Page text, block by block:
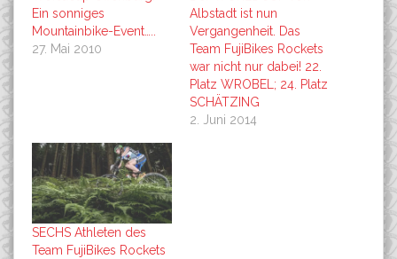
Ein sonniges
Mountainbike-Event…..
27. Mai 2010
Albstadt ist nun
Vergangenheit. Das
Team FujiBikes Rockets
war nicht nur dabei! 22.
Platz WROBEL; 24. Platz
SCHÄTZING
2. Juni 2014
SECHS Athleten des
Team FujiBikes Rockets